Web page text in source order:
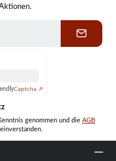
Captcha ⇗
genommen und die AGB